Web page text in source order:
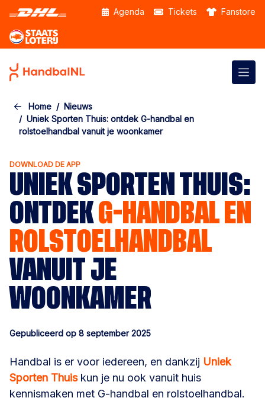
Skip to the main content Agenda Tickets Fanstore
Home
Nieuws
Uniek Sporten Thuis: ontdek G-handbal en
rolstoelhandbal vanuit je woonkamer
DOWNLOAD DE APP
UNIEK SPORTEN THUIS:
ONTDEK G-HANDBAL EN
ROLSTOELHANDBAL
VANUIT JE
WOONKAMER
Gepubliceerd op 8 september 2025
Handbal is er voor iedereen, en dankzij Uniek
Sporten Thuiskun je nu ook vanuit huis
kennismaken met G-handbal en rolstoelhandbal.